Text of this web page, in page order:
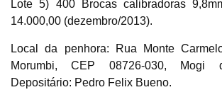
Lote 5) 400 Brocas calibradoras
14.000,00 (dezembro/2013).
Local da penhora: Rua Monte
Morumbi, CEP 08726-030, Mogi
Depositário: Pedro Felix Bueno.